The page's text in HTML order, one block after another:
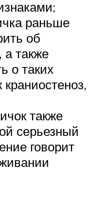
раньше
об
а также
о таких
также
серьезный
говорит